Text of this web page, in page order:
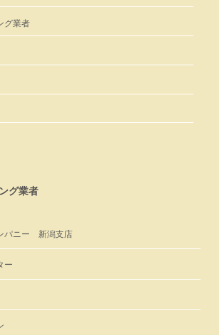
グ業者
グ業者
パニー 新潟支店
ー